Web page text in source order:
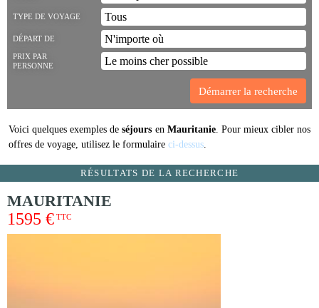
TYPE DE VOYAGE
DÉPART DE
PRIX PAR
PERSONNE
Voici quelques exemples deséjours en Mauritanie. Pour mieux cibler nos
offres de voyage, utilisez le formulaire ci-dessus.
RÉSULTATS DE LA RECHERCHE
MAURITANIE
1595 € TTC